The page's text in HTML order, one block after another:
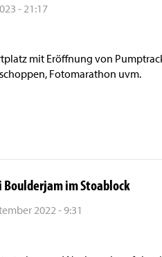
- 21:17
mit Eröffnung von
Fotomarathon uvm.
im Stoablock
2022 - 9:31